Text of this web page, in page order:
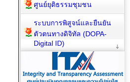
ศูนย์ยุติธรรมชุมชน
ระบบการพิสูจน์และยืนยัน
ตัวตนทางดิจิทัล (DOPA-
Digital ID)